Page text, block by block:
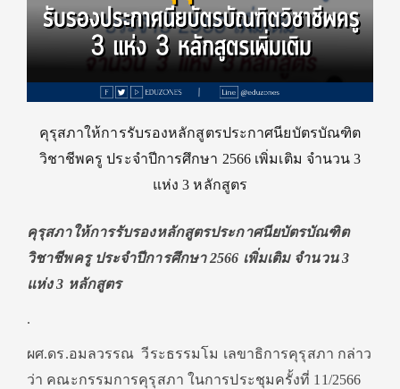
คุรุสภาให้การรับรองหลักสูตรประกาศนียบัตรบัณฑิต
วิชาชีพครู ประจำปีการศึกษา 2566 เพิ่มเติม จำนวน 3
แห่ง 3 หลักสูตร
คุรุสภาให้การรับรองหลักสูตรประกาศนียบัตรบัณฑิต
วิชาชีพครู ประจำปีการศึกษา 2566 เพิ่มเติม จำนวน 3
แห่ง 3 หลักสูตร
.
ผศ.ดร.อมลวรรณ วีระธรรมโม เลขาธิการคุรุสภา กล่าว
ว่า คณะกรรมการคุรุสภา ในการประชุมครั้งที่ 11/2566